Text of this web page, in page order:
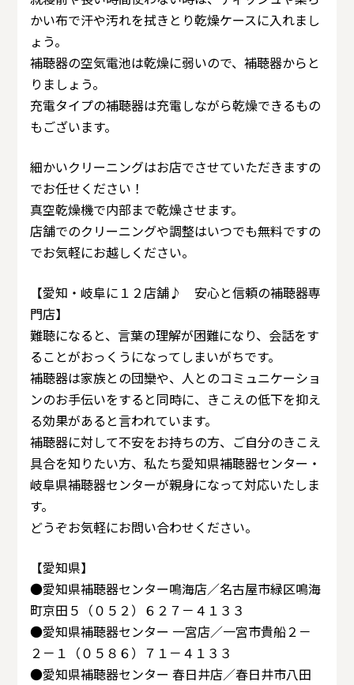
かい布で汗や汚れを拭きとり乾燥ケースに入れまし
ょう。
補聴器の空気電池は乾燥に弱いので、補聴器からと
りましょう。
充電タイプの補聴器は充電しながら乾燥できるもの
もございます。
細かいクリーニングはお店でさせていただきますの
でお任せください！
真空乾燥機で内部まで乾燥させます。
店舗でのクリーニングや調整はいつでも無料ですの
でお気軽にお越しください。
【愛知・岐阜に１２店舗♪ 安心と信頼の補聴器専
門店】
難聴になると、言葉の理解が困難になり、会話をす
ることがおっくうになってしまいがちです。
補聴器は家族との団欒や、人とのコミュニケーショ
ンのお手伝いをすると同時に、きこえの低下を抑え
る効果があると言われています。
補聴器に対して不安をお持ちの方、ご自分のきこえ
具合を知りたい方、私たち愛知県補聴器センター・
岐阜県補聴器センターが親身になって対応いたしま
す。
どうぞお気軽にお問い合わせください。
【愛知県】
●愛知県補聴器センター鳴海店／名古屋市緑区鳴海
町京田５（０５２）６２７－４１３３
●愛知県補聴器センター 一宮店／一宮市貴船２－
２－１（０５８６）７１－４１３３
●愛知県補聴器センター 春日井店／春日井市八田